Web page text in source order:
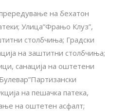
на бехатон
Улица”Фрањо Клуз”,
столбчиња; Градски
на заштитни столбчиња;
санација на оштетени
на пешачка патека,
нa оштетен асфалт;